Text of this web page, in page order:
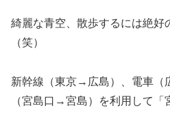
綺麗な青空、散歩するには絶
（笑）
新幹線（東京→広島）、電車（
（宮島口→宮島）を利用して「